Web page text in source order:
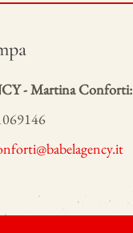
- Martina Conforti: